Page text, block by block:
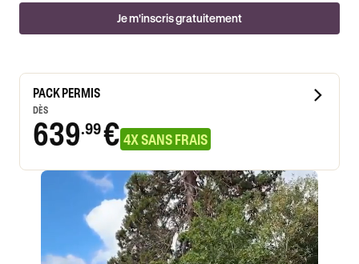
Je m'inscris gratuitement
PACK PERMIS
DÈS
639.99€ 4X SANS FRAIS